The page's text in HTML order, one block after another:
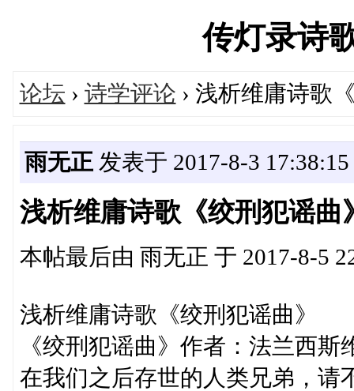
传灯录诗
论坛 › 诗学评论 › 浅析维庸诗歌
雨无正发表于 2017-8-3 17:38:15
浅析维庸诗歌《绞刑犯谣曲
本帖最后由 雨无正 于 2017-8-5
浅析维庸诗歌《绞刑犯谣曲》
《绞刑犯谣曲》作者：法兰西斯
在我们之后存世的人类兄弟，请